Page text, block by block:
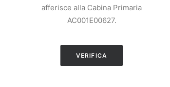
afferisce alla Cabina Primaria
AC001E00627.
VERIFICA